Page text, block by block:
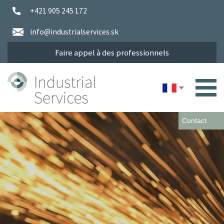
+421 905 245 172
info@industrialservices.sk
Faire appel à des professionnels
Contact